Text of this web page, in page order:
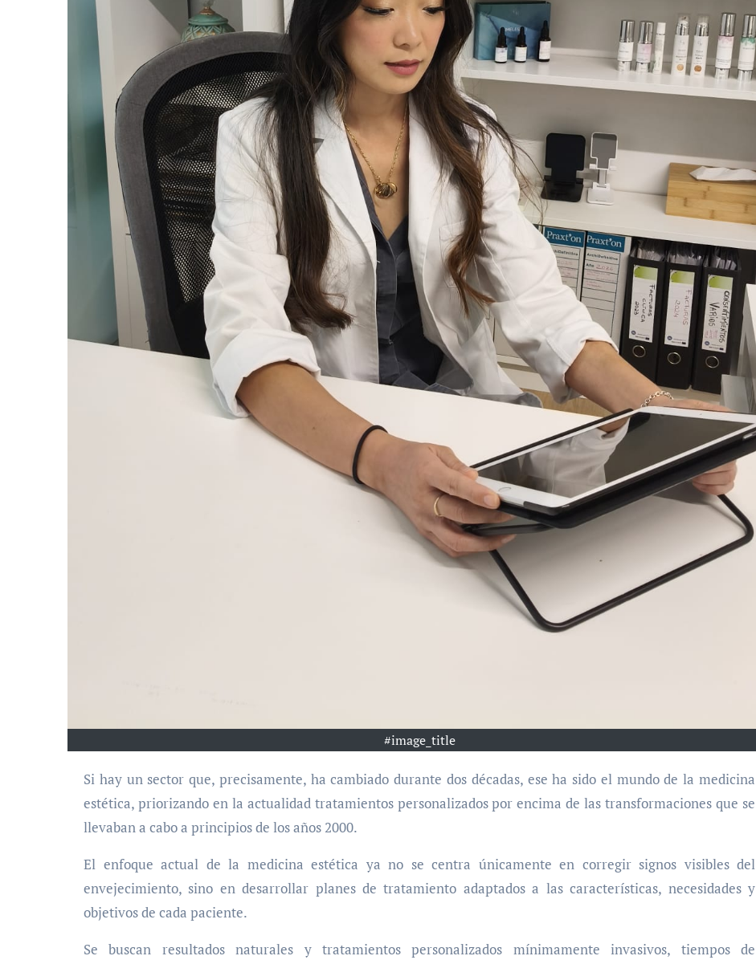
#image_title
Si hay un sector que, precisamente, ha cambiado durante dos décadas, ese ha sido el mundo de la medicina
estética, priorizando en la actualidad tratamientos personalizados por encima de las transformaciones que se
llevaban a cabo a principios de los años 2000.
El enfoque actual de la medicina estética ya no se centra únicamente en corregir signos visibles del
envejecimiento, sino en desarrollar planes de tratamiento adaptados a las características, necesidades y
objetivos de cada paciente.
Se buscan resultados naturales y tratamientos personalizados mínimamente invasivos, tiempos de